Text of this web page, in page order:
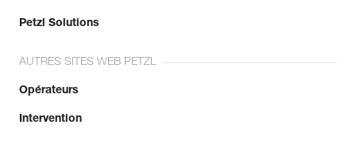
Petzl Solutions
AUTRES SITES WEB PETZL
Opérateurs
Intervention